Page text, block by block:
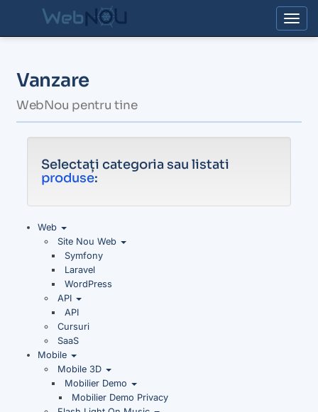
Vanzare
WebNou pentru tine
Selectați categoria sau listati
produse:
Web
Site Nou Web
Symfony
Laravel
WordPress
API
API
Cursuri
SaaS
Mobile
Mobile 3D
Mobilier Demo
Mobilier Demo Privacy